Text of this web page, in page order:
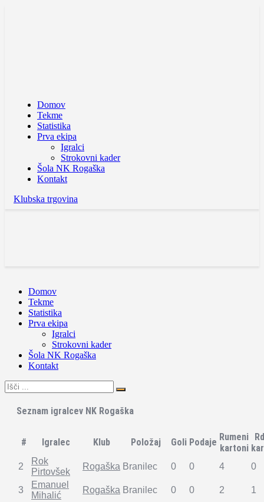
Domov
Tekme
Statistika
Prva ekipa
Igralci
Strokovni kader
Šola NK Rogaška
Kontakt
Klubska trgovina
Domov
Tekme
Statistika
Prva ekipa
Igralci
Strokovni kader
Šola NK Rogaška
Kontakt
Seznam igralcev NK Rogaška
# Igralec Klub Položaj Goli Podaje Rumeni
kartoni
2
Rok
Pirtovšek
Rogaška Branilec 0 0 4 0
3
Emanuel
Mihalić
Rogaška Branilec 0 0 2 1